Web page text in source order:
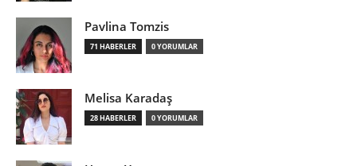
Pavlina Tomzis
71 HABERLER 0 YORUMLAR
Melisa Karadaş
28 HABERLER 0 YORUMLAR